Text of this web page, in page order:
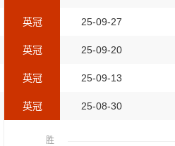
英冠 25-09-27
英冠 25-09-20
英冠 25-09-13
英冠 25-08-30
胜